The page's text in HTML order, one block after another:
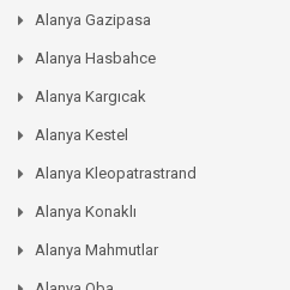
Alanya Gazipasa
Alanya Hasbahce
Alanya Kargıcak
Alanya Kestel
Alanya Kleopatrastrand
Alanya Konaklı
Alanya Mahmutlar